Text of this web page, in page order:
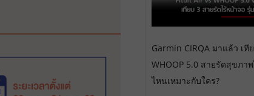
Garmin CIRQA มาแล้ว เที
WHOOP 5.0 สายรัดสุขภา
ไหนเหมาะกับใคร?